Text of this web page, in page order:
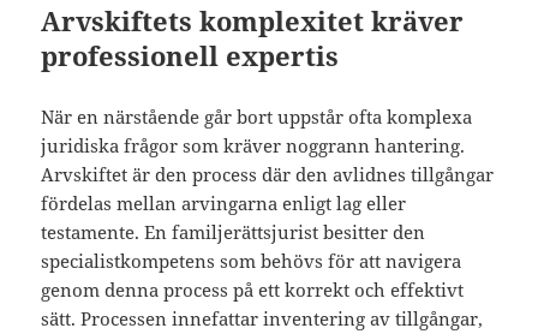
Arvskiftets komplexitet kräver
professionell expertis
När en närstående går bort uppstår ofta komplexa
juridiska frågor som kräver noggrann hantering.
Arvskiftet är den process där den avlidnes tillgångar
fördelas mellan arvingarna enligt lag eller
testamente. En familjerättsjurist besitter den
specialistkompetens som behövs för att navigera
genom denna process på ett korrekt och effektivt
sätt. Processen innefattar inventering av tillgångar,